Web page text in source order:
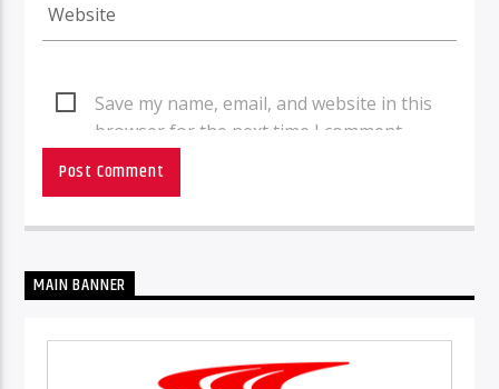
Save my name, email, and website in this
browser for the next time I comment.
MAIN BANNER